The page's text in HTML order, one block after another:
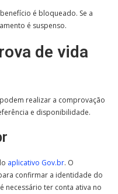
é bloqueado. Se a
é suspenso.
de vida
realizar a comprovação
e disponibilidade.
aplicativo Gov.br. O
confirmar a identidade do
necessário ter conta ativa no